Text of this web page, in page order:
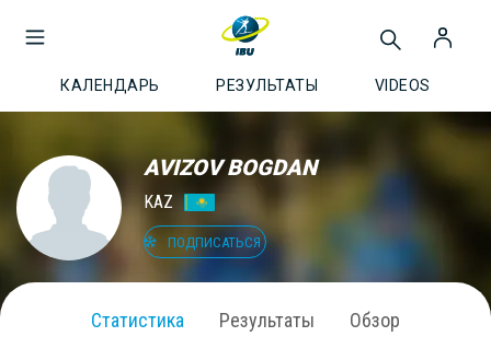
КАЛЕНДАРЬ РЕЗУЛЬТАТЫ VIDEOS
AVIZOV BOGDAN
KAZ
ПОДПИСАТЬСЯ
Статистика Результаты Обзор